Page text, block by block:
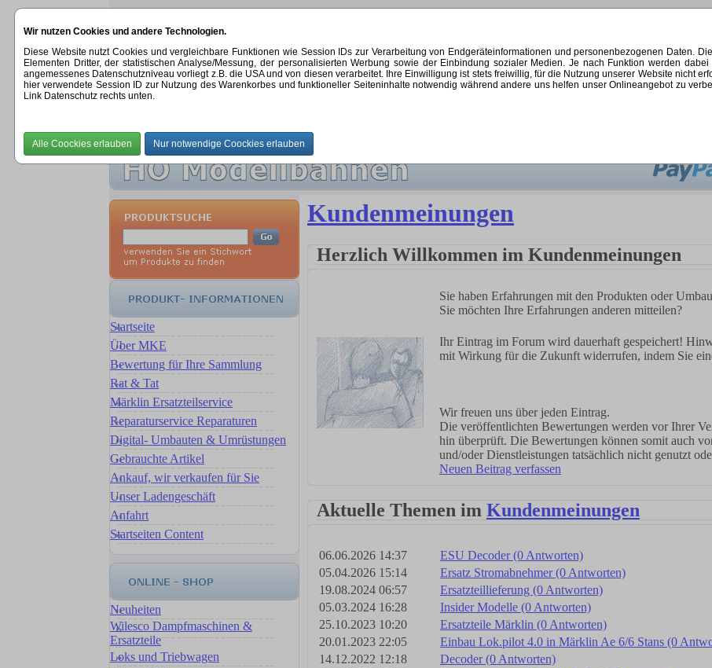
Wir nutzen Cookies und andere Technologien.
Diese Website nutzt Cookies und vergleichbare Funktionen wie Session IDs zur Verarbeitung von Endgeräteinformationen und personenbezogenen Daten.
Elementen Dritter, der statistischen Analyse/Messung, der personalisierten Werbung sowie der Einbindung sozialer Medien. Je nach Funktion werden
angemessenes Datenschutzniveau vorliegt z.B. die USA und von diesen verarbeitet. Ihre Einwilligung ist stets freiwillig, für die Nutzung unserer Website nicht
hier verwendete Session ID zur Nutzung des Warenkorbes und funktioneller Seiteninhalte notwendig während andere uns helfen unser Onlineangebot zu
Link Datenschutz rechts unten.
STARTSEITE|ÜBER UNS|NEUHEITEN 2026
Startseite
Über MKE
Bewertung für Ihre Sammlung
Rat & Tat
Märklin Ersatzteilservice
Reparaturservice Reparaturen
Digital- Umbauten & Umrüstungen
Gebrauchte Artikel
Ankauf, wir verkaufen für Sie
Unser Ladengeschäft
Anfahrt
Startseiten Content
Neuheiten
Wilesco Dampfmaschinen &
Ersatzteile
Loks und Triebwagen
Kundenmeinungen
Herzlich Willkommen im Kundenmeinungen
Sie haben Erfahrungen mit den Produkten oder
Sie möchten Ihre Erfahrungen anderen mitteilen?
Ihr Eintrag im Forum wird dauerhaft gespeichert!
mit Wirkung für die Zukunft widerrufen, indem Sie
Wir freuen uns über jeden Eintrag.
Die veröffentlichten Bewertungen werden vor Ihrer
hin überprüft. Die Bewertungen können somit auch
und/oder Dienstleistungen tatsächlich nicht genutzt
Neuen Beitrag verfassen
Aktuelle Themen im Kundenmeinungen
06.06.2026 14:37 ESU Decoder (0 Antworten)
05.04.2026 15:14
Ersatz Stromabnehmer (0 Antworten)
19.08.2024 06:57
Ersatzteillieferung (0 Antworten)
05.03.2024 16:28
Insider Modelle (0 Antworten)
25.10.2023 10:20
Ersatzteile Märklin (0 Antworten)
20.01.2023 22:05
Einbau Lok.pilot 4.0 in Märklin Ae 6/6 Stans (0
14.12.2022 12:18
Decoder (0 Antworten)